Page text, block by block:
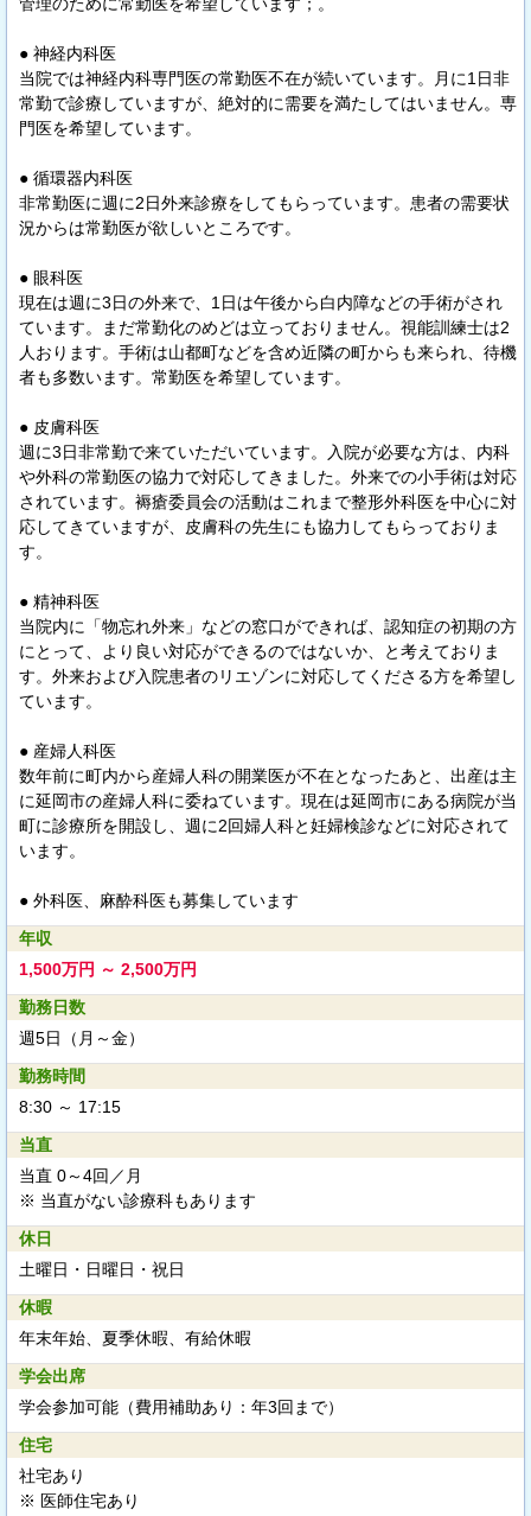
● 神経内科医
当院では神経内科専門医の常勤医不在が続いています。月に1日非
常勤で診療していますが、絶対的に需要を満たしてはいません。専
門医を希望しています。
● 循環器内科医
非常勤医に週に2日外来診療をしてもらっています。患者の需要状
況からは常勤医が欲しいところです。
● 眼科医
現在は週に3日の外来で、1日は午後から白内障などの手術がされ
ています。まだ常勤化のめどは立っておりません。視能訓練士は2
人おります。手術は山都町などを含め近隣の町からも来られ、待機
者も多数います。常勤医を希望しています。
● 皮膚科医
週に3日非常勤で来ていただいています。入院が必要な方は、内科
や外科の常勤医の協力で対応してきました。外来での小手術は対応
されています。褥瘡委員会の活動はこれまで整形外科医を中心に対
応してきていますが、皮膚科の先生にも協力してもらっておりま
す。
● 精神科医
当院内に「物忘れ外来」などの窓口ができれば、認知症の初期の方
にとって、より良い対応ができるのではないか、と考えておりま
す。外来および入院患者のリエゾンに対応してくださる方を希望し
ています。
● 産婦人科医
数年前に町内から産婦人科の開業医が不在となったあと、出産は主
に延岡市の産婦人科に委ねています。現在は延岡市にある病院が当
町に診療所を開設し、週に2回婦人科と妊婦検診などに対応されて
います。
● 外科医、麻酔科医も募集しています
年収
1,500万円 ～ 2,500万円
勤務日数
週5日（月～金）
勤務時間
8:30 ～ 17:15
当直
当直 0～4回／月
※ 当直がない診療科もあります
休日
土曜日・日曜日・祝日
休暇
年末年始、夏季休暇、有給休暇
学会出席
学会参加可能（費用補助あり：年3回まで）
住宅
社宅あり
※ 医師住宅あり